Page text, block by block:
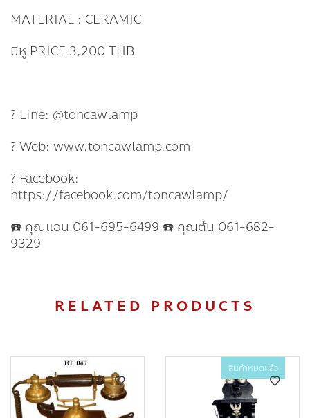
MATERIAL : CERAMIC
มีหู PRICE 3,200 THB
? Line: @toncawlamp
? Web: www.toncawlamp.com
? Facebook:
https://facebook.com/toncawlamp/
☎️ คุณแอน 061-695-6499 ☎️ คุณต้น 061-682-
9329
RELATED PRODUCTS
สินค้าหมดแล้ว